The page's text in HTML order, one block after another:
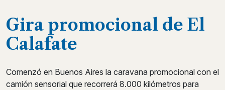
Gira promocional de El
Calafate
Comenzó en Buenos Aires la caravana promocional con el
camión sensorial que recorrerá 8.000 kilómetros para